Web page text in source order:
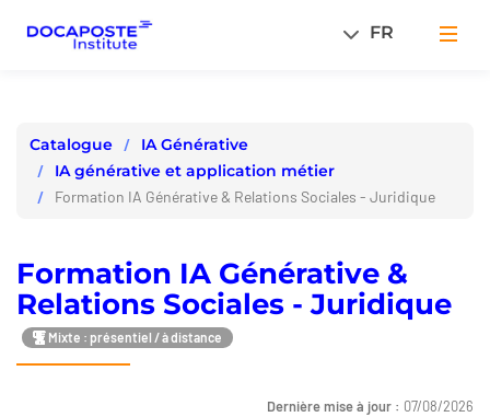
FR
Catalogue
IA Générative
IA générative et application métier
Formation IA Générative & Relations Sociales - Juridique
Formation IA Générative &
Relations Sociales - Juridique
Mixte : présentiel / à distance
Dernière mise à jour : 07/08/2026